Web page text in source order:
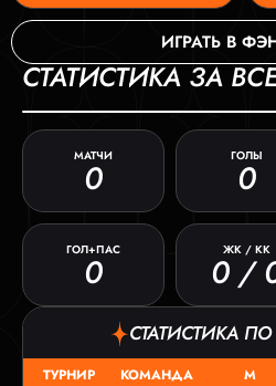
ИГРАТЬ В
СТАТИСТИКА ЗА
МАТЧИ
0
ГОЛЫ
0
ГОЛ+ПАС
0
ЖК / КК
0 /
СТАТИСТИКА
ТУРНИР КОМАНДА М